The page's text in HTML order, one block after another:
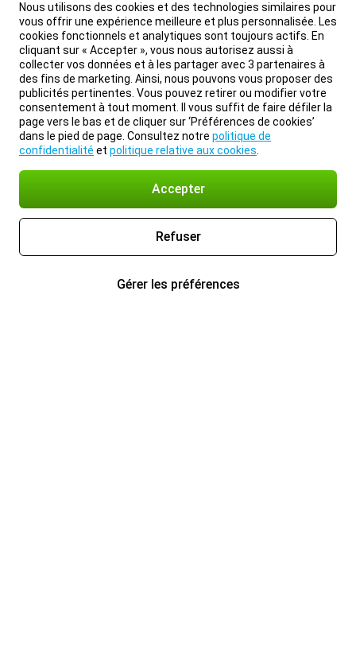
Nous utilisons des cookies et des technologies similaires pour
vous offrir une expérience meilleure et plus personnalisée. Les
cookies fonctionnels et analytiques sont toujours actifs. En
cliquant sur « Accepter », vous nous autorisez aussi à
collecter vos données et à les partager avec 3 partenaires à
des fins de marketing. Ainsi, nous pouvons vous proposer des
publicités pertinentes. Vous pouvez retirer ou modifier votre
consentement à tout moment. Il vous suffit de faire défiler la
page vers le bas et de cliquer sur ‘Préférences de cookies’
dans le pied de page. Consultez notre politique de
confidentialité et politique relative aux cookies
Accepter
Refuser
Gérer les préférences